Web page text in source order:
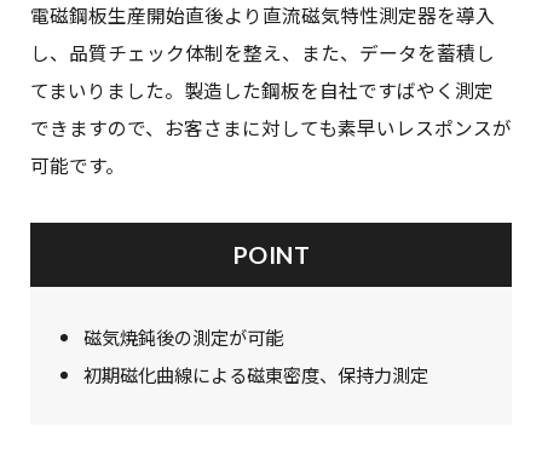
電磁鋼板生産開始直後より直流磁気特性測定器を導入
し、品質チェック体制を整え、また、データを蓄積し
てまいりました。製造した鋼板を自社ですばやく測定
できますので、お客さまに対しても素早いレスポンスが
可能です。
POINT
磁気焼鈍後の測定が可能
初期磁化曲線による磁東密度、保持力測定